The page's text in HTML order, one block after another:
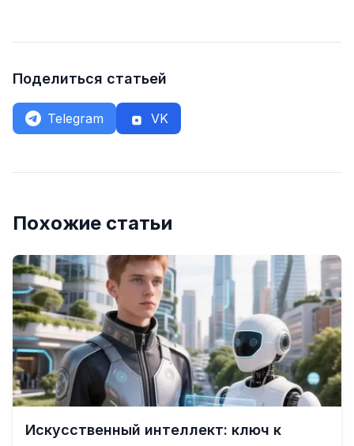
Поделиться статьей
Telegram VK
Похожие статьи
Искусственный интеллект: ключ к